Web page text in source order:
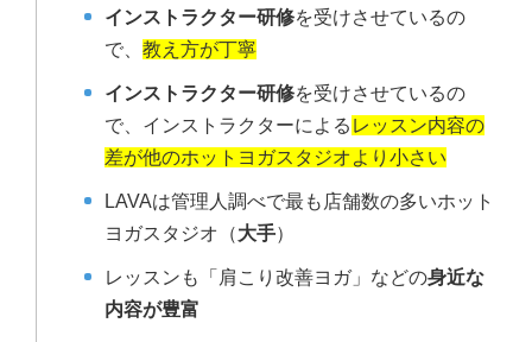
インストラクター研修を受けさせているの
で、教え方が丁寧
インストラクター研修を受けさせているの
で、インストラクターによる レッスン内容の
差が他のホットヨガスタジオより小さい
LAVAは管理人調べで最も店舗数の多いホット
ヨガスタジオ（大手）
レッスンも「肩こり改善ヨガ」などの身近な
内容が豊富